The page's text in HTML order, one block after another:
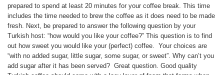
prepared to spend at least 20 minutes for your coffee break. This time
includes the time needed to brew the coffee as it does need to be made
fresh. Next, be prepared to answer the following question by your
Turkish host: “how would you like your coffee?” This question is to find
out how sweet you would like your (perfect) coffee. Your choices are
“with no added sugar, little sugar, some sugar, or sweet”. Why can’t you
add sugar after it has been served? Great question. Good quality